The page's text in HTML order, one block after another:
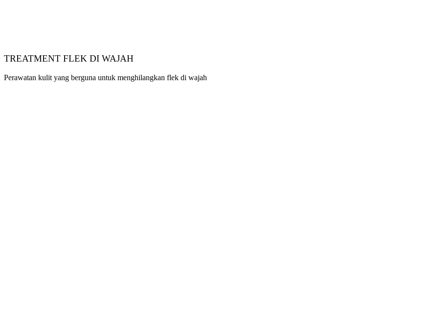
TREATMENT FLEK DI WAJAH
Perawatan kulit yang berguna untuk menghilangkan flek di wajah